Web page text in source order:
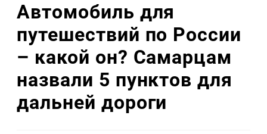
Автомобиль для
путешествий по России
– какой он? Самарцам
назвали 5 пунктов для
дальней дороги